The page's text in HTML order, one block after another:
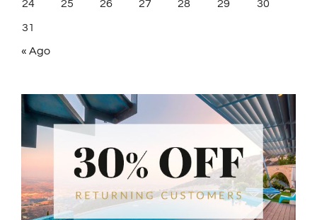
24 25 26 27 28 29 30
31
« Ago